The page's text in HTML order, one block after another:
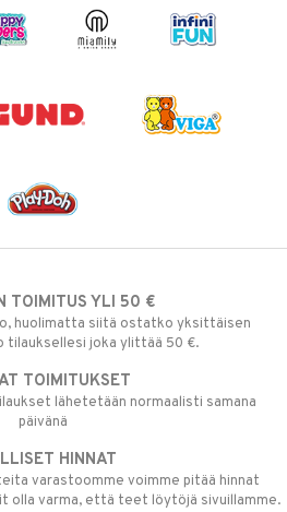
TOIMITUS YLI 50 €
huolimatta siitä ostatko yksittäisen
joka ylittää 50 €.
TOIMITUKSET
lähetetään normaalisti samana
päivänä
HINNAT
varastoomme voimme pitää hinnat
olla varma, että teet löytöjä sivuillamme.